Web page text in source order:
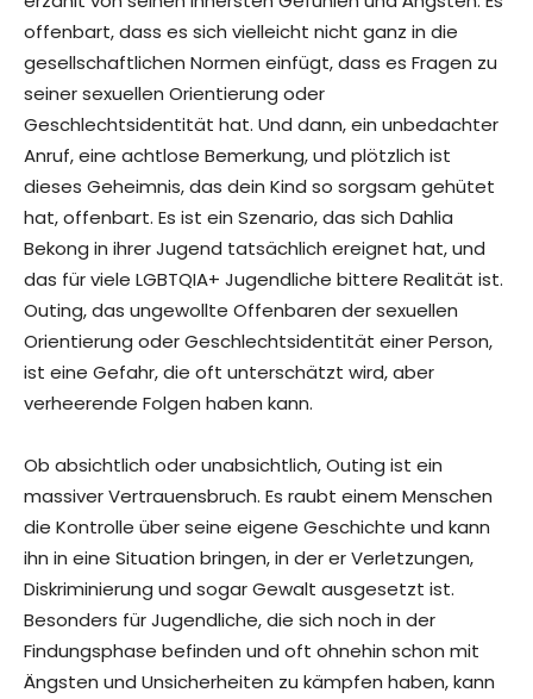
offenbart, dass es sich vielleicht nicht ganz in die
gesellschaftlichen Normen einfügt, dass es Fragen zu
seiner sexuellen Orientierung oder
Geschlechtsidentität hat. Und dann, ein unbedachter
Anruf, eine achtlose Bemerkung, und plötzlich ist
dieses Geheimnis, das dein Kind so sorgsam gehütet
hat, offenbart. Es ist ein Szenario, das sich Dahlia
Bekong in ihrer Jugend tatsächlich ereignet hat, und
das für viele LGBTQIA+ Jugendliche bittere Realität ist.
Outing, das ungewollte Offenbaren der sexuellen
Orientierung oder Geschlechtsidentität einer Person,
ist eine Gefahr, die oft unterschätzt wird, aber
verheerende Folgen haben kann.
Ob absichtlich oder unabsichtlich, Outing ist ein
massiver Vertrauensbruch. Es raubt einem Menschen
die Kontrolle über seine eigene Geschichte und kann
ihn in eine Situation bringen, in der er Verletzungen,
Diskriminierung und sogar Gewalt ausgesetzt ist.
Besonders für Jugendliche, die sich noch in der
Findungsphase befinden und oft ohnehin schon mit
Ängsten und Unsicherheiten zu kämpfen haben, kann